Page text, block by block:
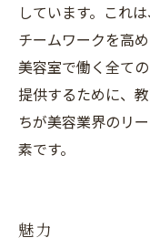
しています。これ
チームワークを高
美容室で働く全て
提供するために、
ちが美容業界のリ
素です。
魅力